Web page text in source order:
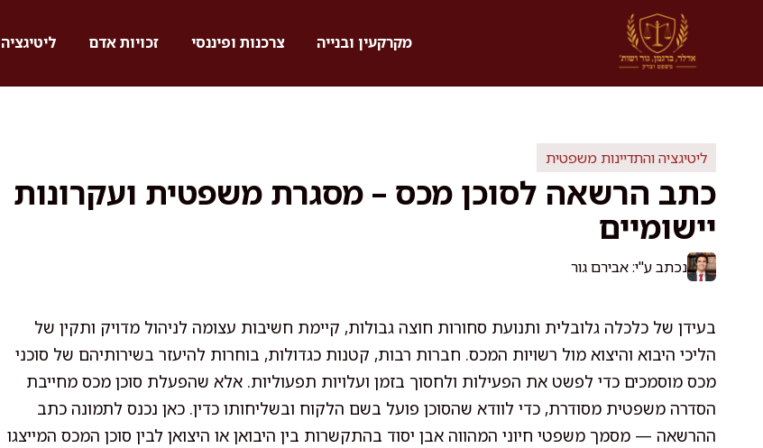
מקרקעין ובנייה צרכנות ופיננסי זכויות אדם ליטיגציה
ליטיגציה והתדיינות משפטית
כתב הרשאה לסוכן מכס – מסגרת משפטית ועקרונות
יישומיים
נכתב ע"י: אבירם גור
בעידן של כלכלה גלובלית ותנועת סחורות חוצה גבולות, קיימת חשיבות עצומה לניהול מדויק ותקין של
הליכי היבוא והיצוא מול רשויות המכס. חברות רבות, קטנות כגדולות, בוחרות להיעזר בשירותיהם של סוכני
מכס מוסמכים כדי לפשט את הפעילות ולחסוך בזמן ועלויות תפעוליות. אלא שהפעלת סוכן מכס מחייבת
הסדרה משפטית מסודרת, כדי לוודא שהסוכן פועל בשם הלקוח ובשליחותו כדין. כאן נכנס לתמונה כתב
ההרשאה — מסמך משפטי חיוני המהווה אבן יסוד בהתקשרות בין היבואן או היצואן לבין סוכן המכס המייצגו